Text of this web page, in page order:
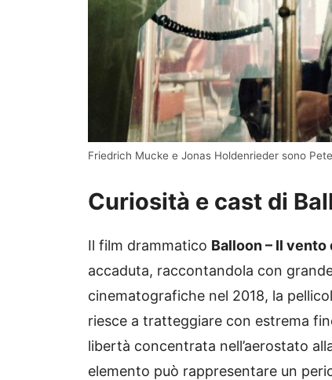
Friedrich Mucke e Jonas Holdenrieder sono
Curiosità e cast di
Il film drammatico Balloon – Il
accaduta, raccontandola con
cinematografiche nel 2018, la
riesce a tratteggiare con estrema
libertà concentrata nell’aerostato
elemento può rappresentare un